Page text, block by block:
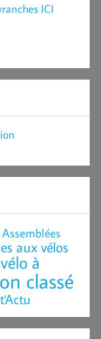
ICI
Assemblées
aux vélos
à
classé